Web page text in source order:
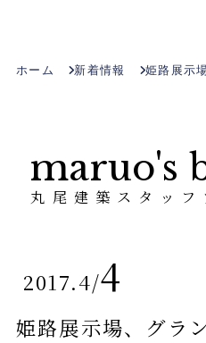
ホーム 新着情報 姫路展示
maruo's
丸尾建築スタッフ
2017.4/4
姫路展示場、グラ